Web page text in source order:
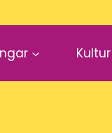
Kultur